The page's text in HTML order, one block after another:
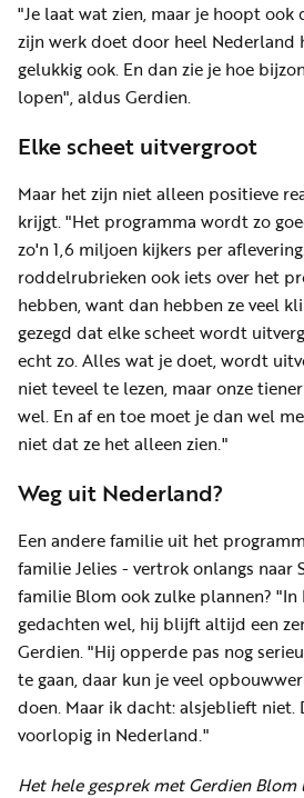
"Je laat wat zien, maar je hoopt ook
zijn werk doet door heel Nederland
gelukkig ook. En dan zie je hoe
lopen", aldus Gerdien.
Elke scheet uitvergroot
Maar het zijn niet alleen positieve
krijgt. "Het programma wordt zo
zo'n 1,6 miljoen kijkers per
roddelrubrieken ook iets over het
hebben, want dan hebben ze veel
gezegd dat elke scheet wordt
echt zo. Alles wat je doet, wordt
niet teveel te lezen, maar onze
wel. En af en toe moet je dan wel
niet dat ze het alleen zien."
Weg uit Nederland?
Een andere familie uit het
familie Jelies - vertrok onlangs naar
familie Blom ook zulke plannen? "In
gedachten wel, hij blijft altijd een
Gerdien. "Hij opperde pas nog
te gaan, daar kun je veel
doen. Maar ik dacht: alsjeblieft niet.
voorlopig in Nederland."
Het hele gesprek met Gerdien Blom